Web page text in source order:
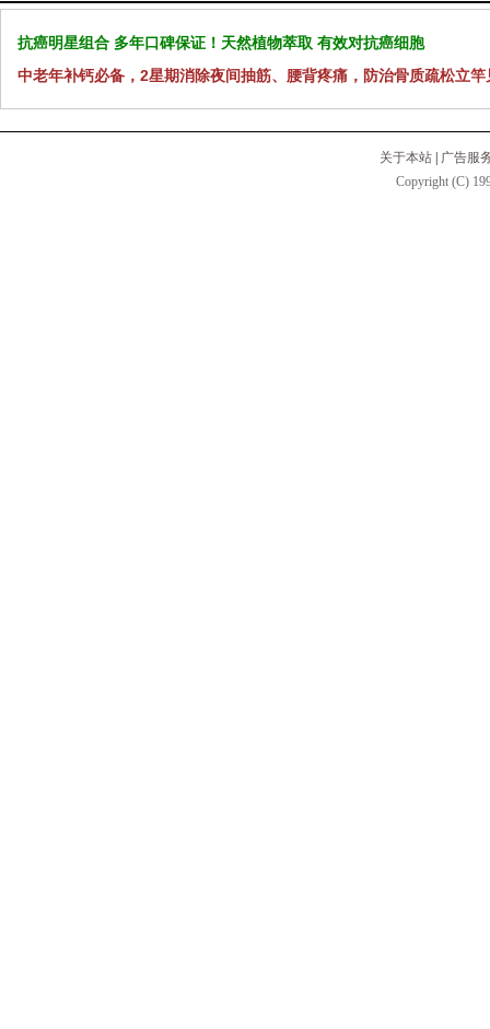
抗癌明星组合 多年口碑保证！天然植物萃取 有效对抗癌细胞
中老年补钙必备，2星期消除夜间抽筋、腰背疼痛，防治骨质疏松立竿
关于本站
广告服
Copyright (C)